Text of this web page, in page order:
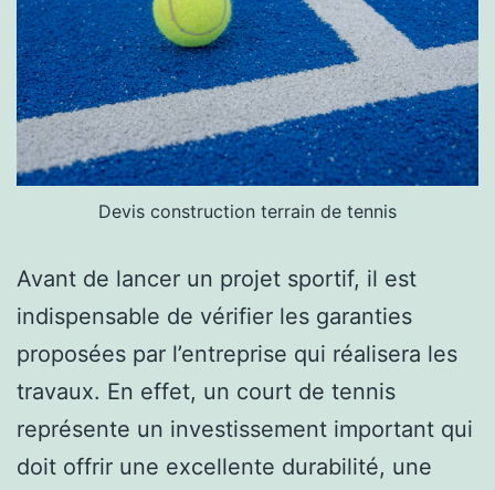
Devis construction terrain de tennis
Avant de lancer un projet sportif, il est
indispensable de vérifier les garanties
proposées par l’entreprise qui réalisera les
travaux. En effet, un court de tennis
représente un investissement important qui
doit offrir une excellente durabilité, une